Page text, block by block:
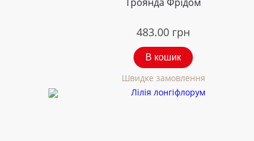
483.00 грн
В кошик
Швидке замовлення